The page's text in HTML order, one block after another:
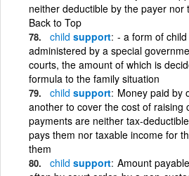
neither deductible by the payer nor
Back to Top
child support - a form of
administered by a special
courts, the amount of which is
formula to the family situation
child support Money paid by
another to cover the cost of raising
payments are neither tax-
pays them nor taxable income for
them
child support Amount